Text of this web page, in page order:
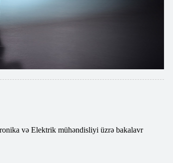
və Elektrik mühəndisliyi üzrə bakalavr